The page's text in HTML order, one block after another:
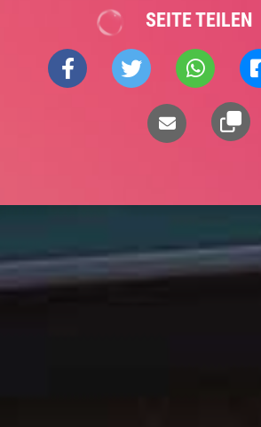
SEITE TEILEN